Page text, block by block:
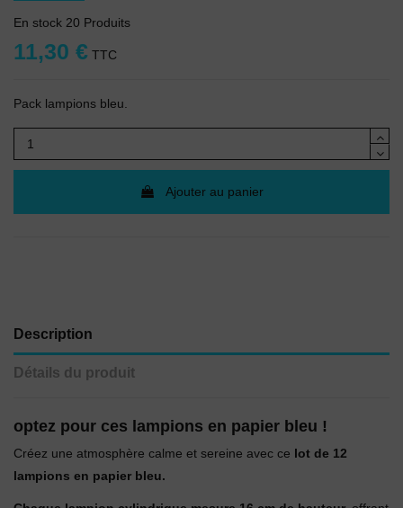
En stock 20 Produits
11,30 € TTC
Pack lampions bleu.
Ajouter au panier
Description
Détails du produit
optez pour ces lampions en papier bleu !
Créez une atmosphère calme et sereine avec ce lot de 12
lampions en papier bleu.